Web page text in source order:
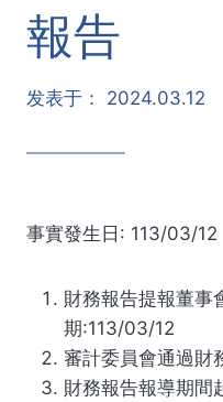
報告
发表于： 2024.03.12
事實發生日: 113/03/12
財務報告提報董事
期:113/03/12
審計委員會通過財
財務報告報導期間